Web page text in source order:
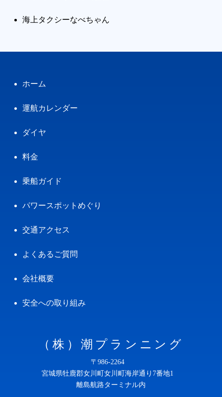
海上タクシーなべちゃん
ホーム
運航カレンダー
ダイヤ
料金
乗船ガイド
パワースポットめぐり
交通アクセス
よくあるご質問
会社概要
安全への取り組み
（株）潮プランニング
〒986-2264
宮城県牡鹿郡女川町女川町海岸通り7番地1
離島航路ターミナル内